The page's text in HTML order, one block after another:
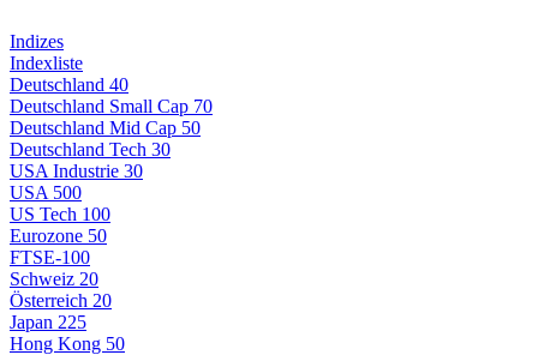
Indizes
Indexliste
Deutschland 40
Deutschland Small Cap 70
Deutschland Mid Cap 50
Deutschland Tech 30
USA Industrie 30
USA 500
US Tech 100
Eurozone 50
FTSE-100
Schweiz 20
Österreich 20
Japan 225
Hong Kong 50